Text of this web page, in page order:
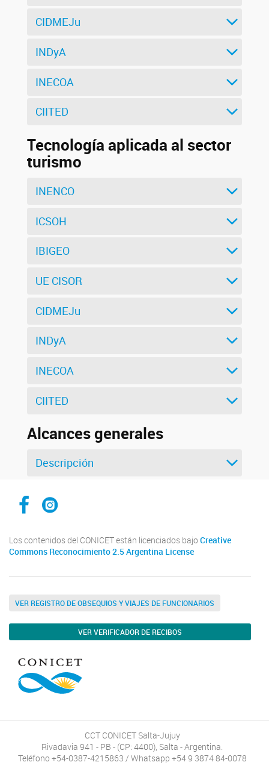
CIDMEJu
INDyA
INECOA
CIITED
Tecnología aplicada al sector
turismo
INENCO
ICSOH
IBIGEO
UE CISOR
CIDMEJu
INDyA
INECOA
CIITED
Alcances generales
Descripción
Facebook CCT Salta - JujuyInstagram CONICET Salta Jujuy
Los contenidos del CONICET están licenciados bajo Creative
Commons Reconocimiento 2.5 Argentina License
VER REGISTRO DE OBSEQUIOS Y VIAJES DE FUNCIONARIOS
VER VERIFICADOR DE RECIBOS
CCT CONICET Salta-Jujuy
Rivadavia 941 - PB - (CP: 4400), Salta - Argentina.
Teléfono +54-0387-4215863 / Whatsapp +54 9 3874 84-0078